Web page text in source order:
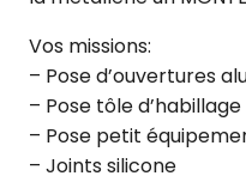
Vos missions:
– Pose d’ouvertures
– Pose tôle d’habillage
– Pose petit
– Joints silicone